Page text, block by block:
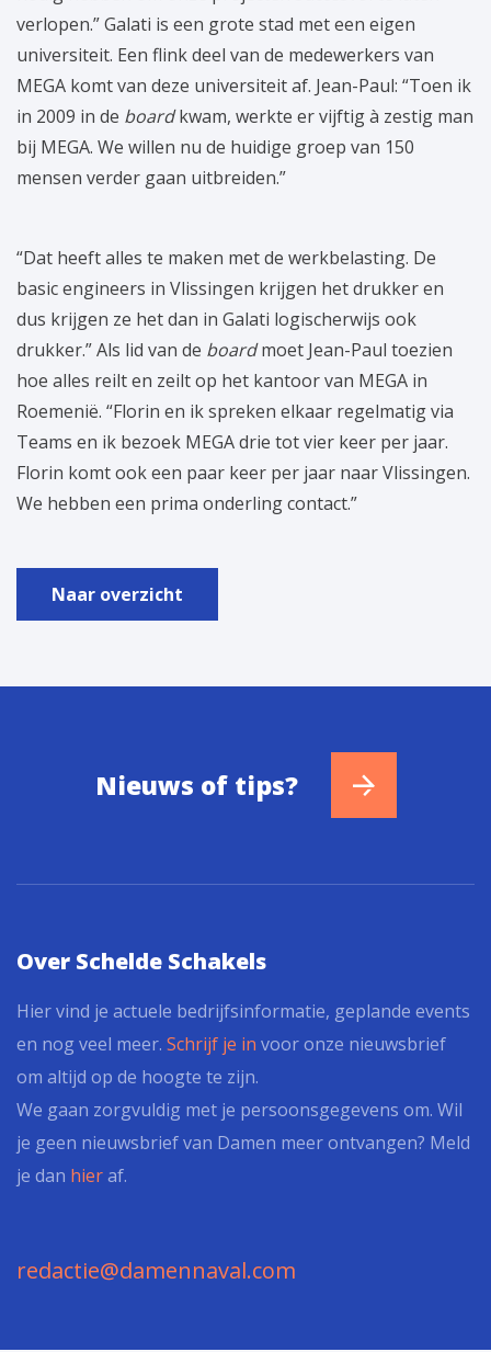
verlopen.” Galati is een grote stad met een eigen
universiteit. Een flink deel van de medewerkers van
MEGA komt van deze universiteit af. Jean-Paul: “Toen ik
in 2009 in de boardkwam, werkte er vijftig à zestig man
bij MEGA. We willen nu de huidige groep van 150
mensen verder gaan uitbreiden.”
“Dat heeft alles te maken met de werkbelasting. De
basic engineers in Vlissingen krijgen het drukker en
dus krijgen ze het dan in Galati logischerwijs ook
drukker.” Als lid van de boardmoet Jean-Paul toezien
hoe alles reilt en zeilt op het kantoor van MEGA in
Roemenië. “Florin en ik spreken elkaar regelmatig via
Teams en ik bezoek MEGA drie tot vier keer per jaar.
Florin komt ook een paar keer per jaar naar Vlissingen.
We hebben een prima onderling contact.”
Naar overzicht
Nieuws of tips?
Over Schelde Schakels
Hier vind je actuele bedrijfsinformatie, geplande events
en nog veel meer. Schrijf je in voor onze nieuwsbrief
om altijd op de hoogte te zijn.
We gaan zorgvuldig met je persoonsgegevens om. Wil
je geen nieuwsbrief van Damen meer ontvangen? Meld
je dan hieraf.
redactie@damennaval.com